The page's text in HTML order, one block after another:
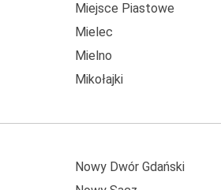
Miejsce Piastowe
Mielec
Mielno
Mikołajki
Nowy Dwór Gdański